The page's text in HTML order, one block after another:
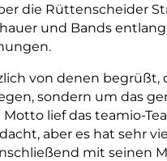
die Rüttenscheider
und Bands
von denen
sondern um das
lief das teamio-
aber es hat sehr
mit seinen